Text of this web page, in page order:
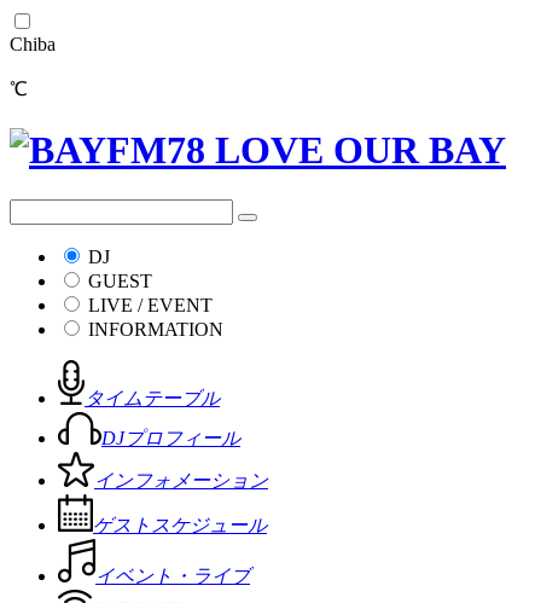
Chiba
℃
DJ
GUEST
LIVE / EVENT
INFORMATION
タイムテーブル
DJプロフィール
インフォメーション
ゲストスケジュール
イベント・ライブ